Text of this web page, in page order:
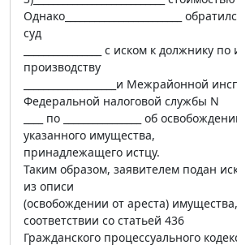
Однако________________________
суд
________________ с иском к должнику
производству
___________________и Межрайонной
Федеральной налоговой службы N
____ по ________________ об
указанного имущества,
принадлежащего истцу.
Таким образом, заявителем подан
из описи
(освобождении от ареста)
соответствии со статьей 436
Гражданского процессуального